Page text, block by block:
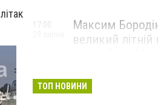
Максим
великий
17:00
ТОП НОВИНИ